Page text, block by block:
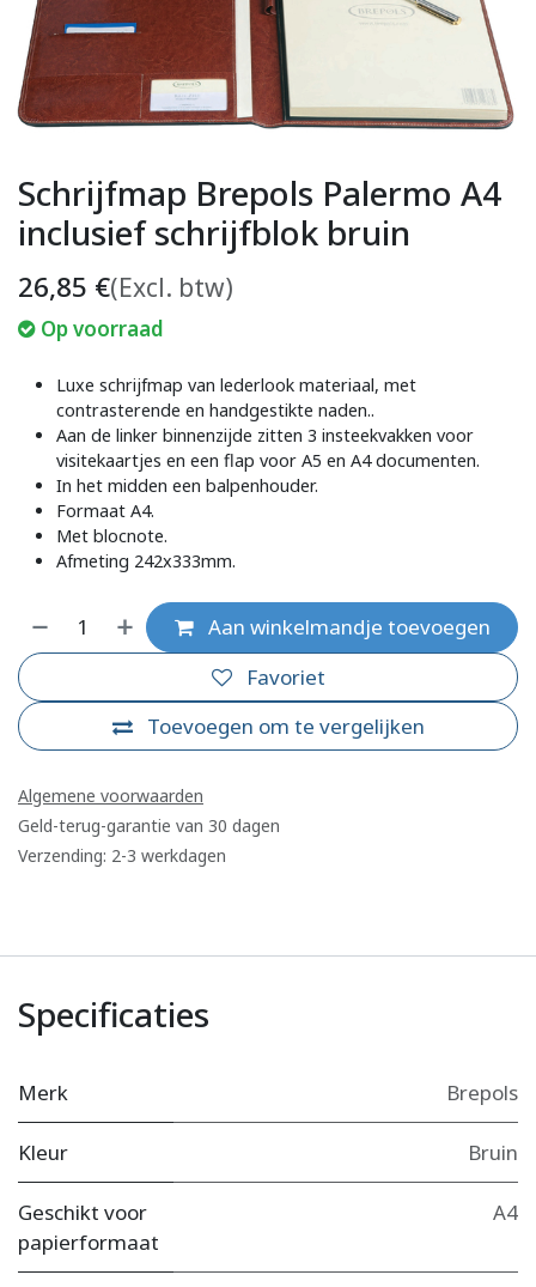
Schrijfmap Brepols Palermo A4
inclusief schrijfblok bruin
26,85 €(Excl. btw)
Op voorraad
Luxe schrijfmap van lederlook materiaal, met
contrasterende en handgestikte naden..
Aan de linker binnenzijde zitten 3 insteekvakken voor
visitekaartjes en een flap voor A5 en A4 documenten.
In het midden een balpenhouder.
Formaat A4.
Met blocnote.
Afmeting 242x333mm.
Aan winkelmandje toevoegen
Toevoegen om te vergelijken
Favoriet
Algemene voorwaarden
Geld-terug-garantie van 30 dagen
Verzending: 2-3 werkdagen
Specificaties
Merk Brepols
Kleur Bruin
Geschikt voor
papierformaat
A4